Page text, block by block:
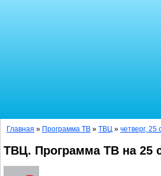
Главная » Программа ТВ » ТВЦ » четверг, 25
ТВЦ. Программа ТВ на 25